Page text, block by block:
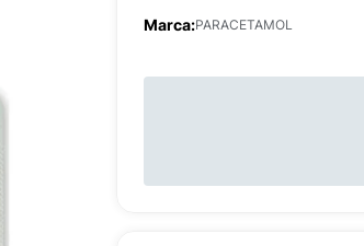
Marca:PARACETAMOL